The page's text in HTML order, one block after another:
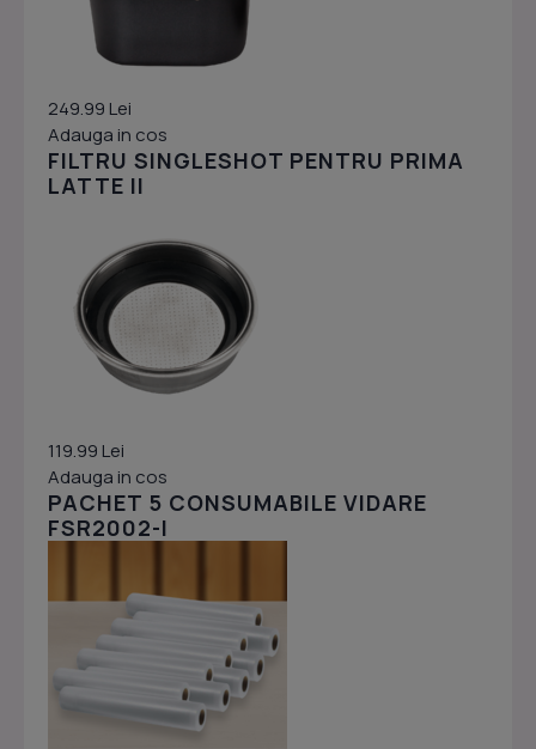
249.99 Lei
Adauga in cos
FILTRU SINGLESHOT PENTRU PRIMA
LATTE II
119.99 Lei
Adauga in cos
PACHET 5 CONSUMABILE VIDARE
FSR2002-I